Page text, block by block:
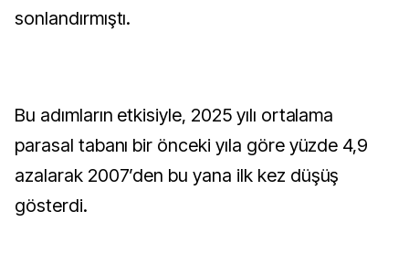
sonlandırmıştı.
Bu adımların etkisiyle, 2025 yılı ortalama
parasal tabanı bir önceki yıla göre yüzde 4,9
azalarak 2007’den bu yana ilk kez düşüş
gösterdi.